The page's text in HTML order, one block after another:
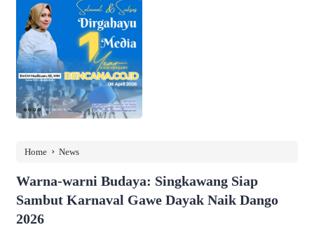
Home › News
Warna-warni Budaya: Singkawang Siap
Sambut Karnaval Gawe Dayak Naik Dango
2026